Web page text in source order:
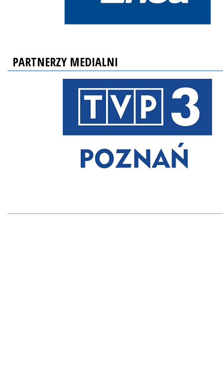
PARTNERZY MEDIALNI